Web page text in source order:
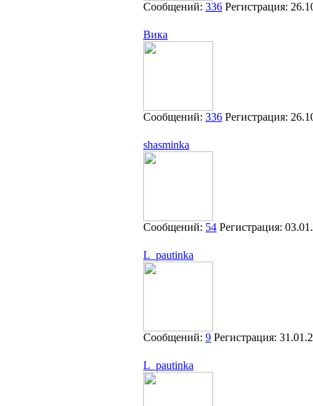
Сообщений: 336 Регистрация:
Вика
Сообщений: 336 Регистрация:
shasminka
Сообщений: 54 Регистрация:
L_pautinka
Сообщений: 9 Регистрация:
L_pautinka